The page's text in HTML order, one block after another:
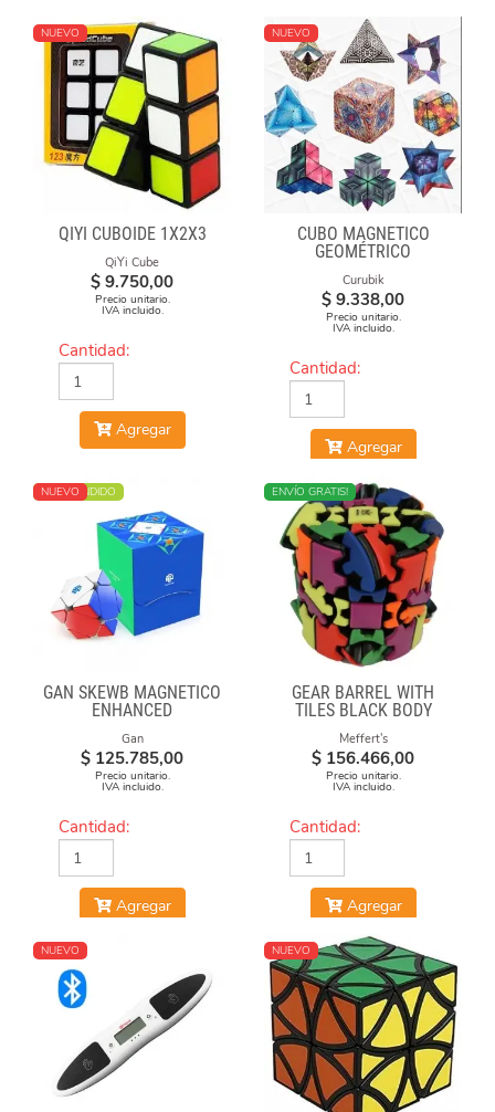
NUEVO
QIYI CUBOIDE 1X2X3
QiYi Cube
$ 9.750,00
Precio unitario.
IVA incluido.
Cantidad:
Agregar
NUEVO
CUBO MAGNÉTICO
GEOMÉTRICO
Curubik
$ 9.338,00
Precio unitario.
IVA incluido.
Cantidad:
Agregar
MÁS VENDIDO
NUEVO
GAN SKEWB MAGNETICO
ENHANCED
Gan
$ 125.785,00
Precio unitario.
IVA incluido.
Cantidad:
Agregar
MÁS VENDIDO
ENVÍO GRATIS!
GEAR BARREL WITH
TILES BLACK BODY
Meffert's
$ 156.466,00
Precio unitario.
IVA incluido.
Cantidad:
Agregar
NUEVO NUEVO